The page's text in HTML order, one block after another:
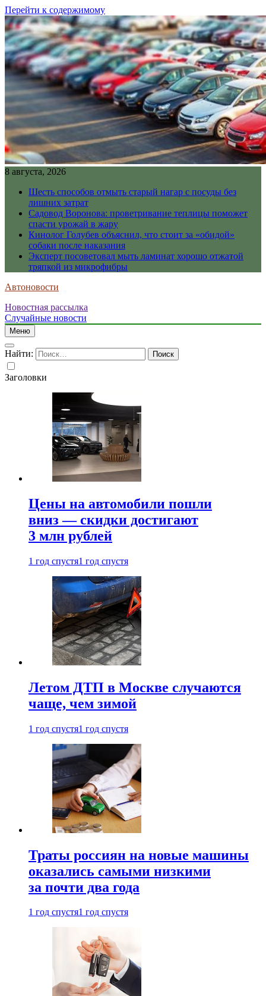
Перейти к содержимому
8 августа, 2026
Шесть способов отмыть старый нагар с посуды без
лишних затрат
Садовод Воронова: проветривание теплицы поможет
спасти урожай в жару
Кинолог Голубев объяснил, что стоит за «обидой»
собаки после наказания
Эксперт посоветовал мыть ламинат хорошо отжатой
тряпкой из микрофибры
Автоновости
Новостная рассылка
Случайные новости
Меню
Найти:
Заголовки
Цены на автомобили пошли
вниз — скидки достигают
3 млн рублей
1 год спустя1 год спустя
Летом ДТП в Москве случаются
чаще, чем зимой
1 год спустя1 год спустя
Траты россиян на новые машины
оказались самыми низкими
за почти два года
1 год спустя1 год спустя